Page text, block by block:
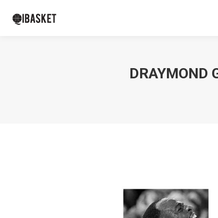
DRAYMOND